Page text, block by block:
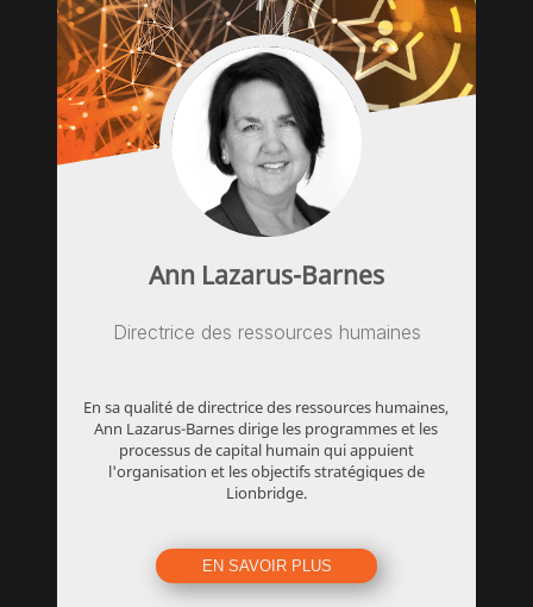
Ann Lazarus-Barnes
Directrice des ressources humaines
En sa qualité de directrice des ressources humaines,
Ann Lazarus-Barnes dirige les programmes et les
processus de capital humain qui appuient
l'organisation et les objectifs stratégiques de
Lionbridge.
EN SAVOIR PLUS